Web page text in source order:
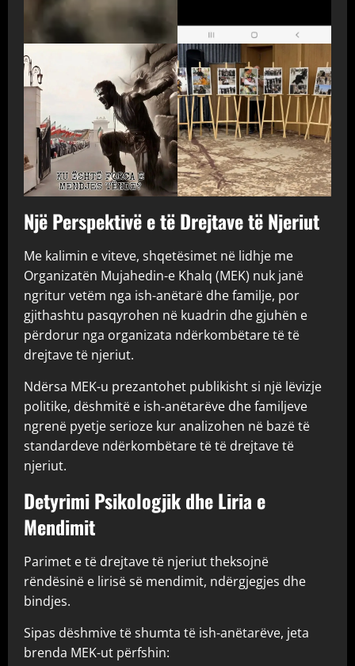
Një Perspektivë e të Drejtave të Njeriut
Me kalimin e viteve, shqetësimet në lidhje me
Organizatën Mujahedin-e Khalq (MEK) nuk janë
ngritur vetëm nga ish-anëtarë dhe familje, por
gjithashtu pasqyrohen në kuadrin dhe gjuhën e
përdorur nga organizata ndërkombëtare të të
drejtave të njeriut.
Ndërsa MEK-u prezantohet publikisht si një lëvizje
politike, dëshmitë e ish-anëtarëve dhe familjeve
ngrenë pyetje serioze kur analizohen në bazë të
standardeve ndërkombëtare të të drejtave të
njeriut.
Detyrimi Psikologjik dhe Liria e
Mendimit
Parimet e të drejtave të njeriut theksojnë
rëndësinë e lirisë së mendimit, ndërgjegjes dhe
bindjes.
Sipas dëshmive të shumta të ish-anëtarëve, jeta
brenda MEK-ut përfshin: